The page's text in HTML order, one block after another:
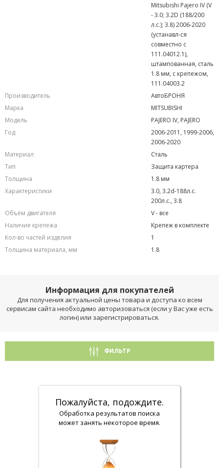
Mitsubishi Pajero IV (V
- 3.0; 3.2D (188/200
л.с.); 3.8) 2006-2020
(устанавл-ся
совместно с
111.04012.1),
штампованная, сталь
1.8 мм, с крепежом,
111.04003.2
Производитель
АвтоБРОНЯ
Марка
MITSUBISHI
Модель
PAJERO IV, PAJERO
Год
2006-2011, 1999-2006,
2006-2020
Материал
Сталь
Тип
Защита картера
Толщина
1.8 мм
Характеристики
3.0, 3.2d-188л.с.
200л.с., 3.8
Объём двигателя
V - все
Наличие крепежа
Крепеж в комплекте
Кол-во частей изделия
1
Толщина материала, мм
1.8
Информация для покупателей
Для получения актуальной цены товара и доступа ко всем
сервисам сайта необходимо авторизоваться (если у Вас уже есть
логин) или зарегистрироваться.
ФИЛЬТР
Пожалуйста, подождите.
Обработка результатов поиска
может занять некоторое время.